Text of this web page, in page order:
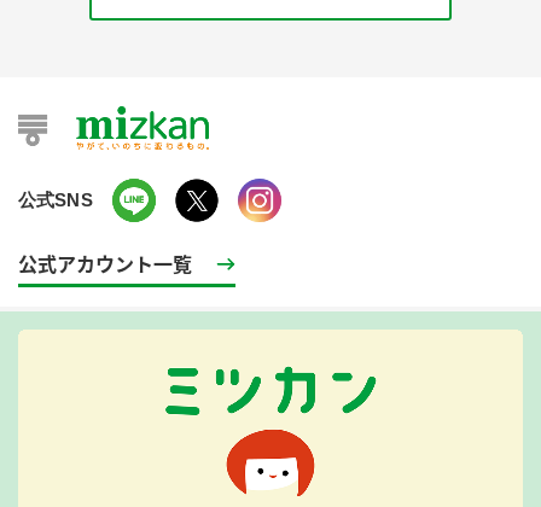
公式SNS
公式アカウント一覧